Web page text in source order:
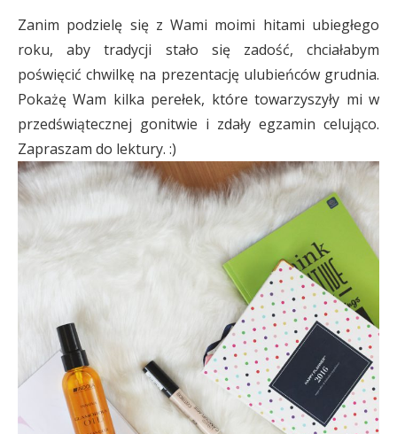
Zanim podzielę się z Wami moimi hitami ubiegłego
roku, aby tradycji stało się zadość, chciałabym
poświęcić chwilkę na prezentację ulubieńców grudnia.
Pokażę Wam kilka perełek, które towarzyszyły mi w
przedświątecznej gonitwie i zdały egzamin celująco.
Zapraszam do lektury. :)